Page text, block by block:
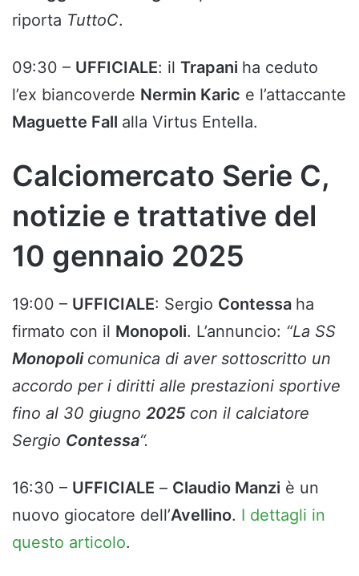
riporta TuttoC.
09:30 – UFFICIALE: il Trapani ha ceduto
l’ex biancoverde Nermin Karic e l’attaccante
Maguette Fall alla Virtus Entella.
Calciomercato Serie C,
notizie e trattative del
10 gennaio 2025
19:00 – UFFICIALE: Sergio Contessa ha
firmato con il Monopoli. L’annuncio: “La SS
Monopoli comunica di aver sottoscritto un
accordo per i diritti alle prestazioni sportive
fino al 30 giugno 2025 con il calciatore
Sergio Contessa“.
16:30 – UFFICIALE – Claudio Manzi è un
nuovo giocatore dell’Avellino. I dettagli in
questo articolo.